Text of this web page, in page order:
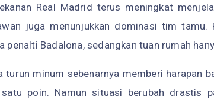
Real Madrid terus meningkat
juga menunjukkan dominasi tim tamu.
penalti Badalona, sedangkan tuan rumah
turun minum sebenarnya memberi harapan
satu poin. Namun situasi berubah drastis